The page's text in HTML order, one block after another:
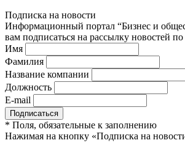
Подписка на новости
Информационный портал “Бизнес и
вам подписаться на рассылку новостей
Имя
Фамилия
Название компании
Должность
E-mail
* Поля, обязательные к заполнению
Нажимая на кнопку «Подписка на